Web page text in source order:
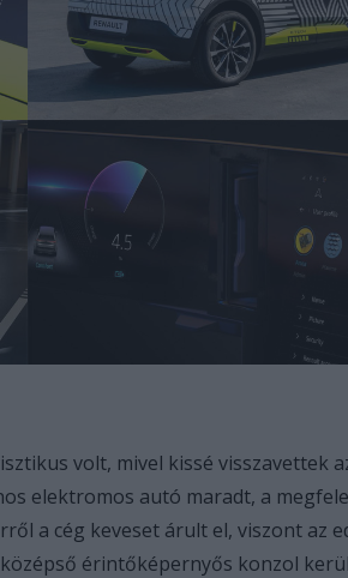
volt, mivel kissé visszavettek
elektromos autó maradt, a
a cég keveset árult el, viszont az
érintőképernyős konzol